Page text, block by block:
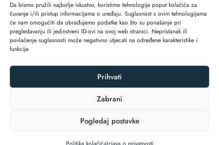
Da bismo pružili najbolje iskustvo, koristimo tehnologije poput kolačića za
čuvanje i/ili pristup informacijama o uređaju. Suglasnost s ovim tehnologijama
će nam omogućiti da obrađujemo podatke kao što su ponašanje pri
pregledavanju ili jedinstveni ID-ovi na ovoj web stranici. Nepristanak ili
povlačenje suglasnosti može negativno utjecati na određene karakteristike i
funkcije.
Prihvati
Zabrani
Pogledaj postavke
IZJAVA O PRIVATNOSTI POLITIKA KOLAČIĆA (EU)
SIGURNOST PLAĆANJA KREDITNIM KARTICAMA
UVJETI REZERVACIJE I OTKAZIVANJA